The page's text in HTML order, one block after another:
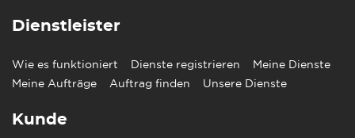
Dienstleister
Wie es funktioniert Dienste registrieren
Meine Dienste
Meine Aufträge
Auftrag finden Unsere Dienste
Kunde